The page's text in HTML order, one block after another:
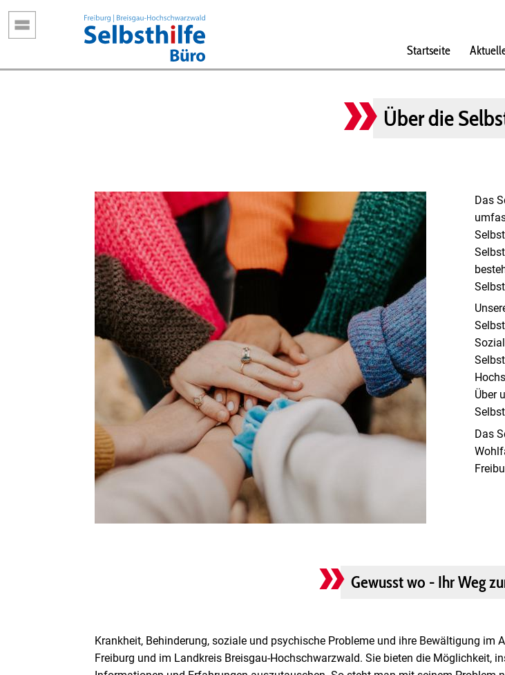
Direkt
zum
Inhalt
Startseite
Über die
Das
Über
Das
Gewusst wo - Ihr Weg
Krankheit, Behinderung, soziale und psychische Probleme und ihre Bewältigung
Freiburg und im Landkreis Breisgau-Hochschwarzwald. Sie bieten die Möglichkeit,